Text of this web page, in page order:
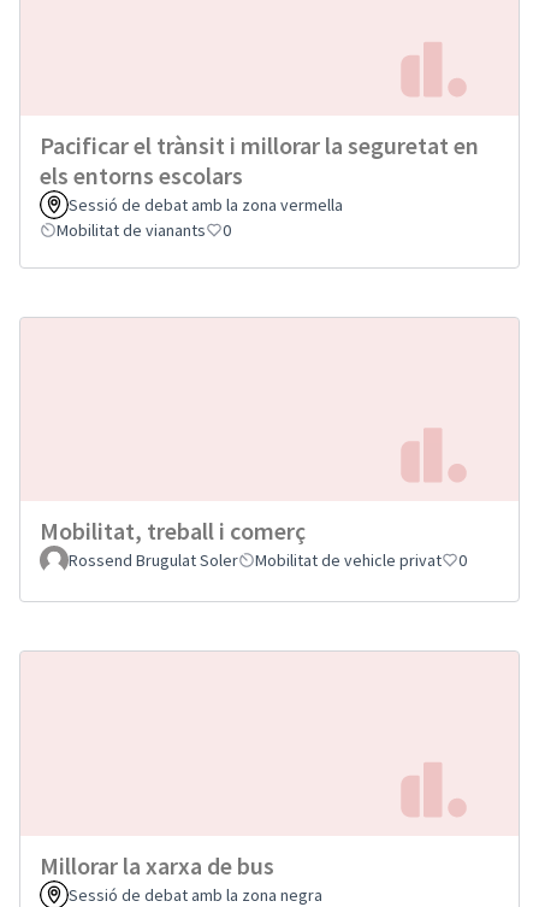
Pacificar el trànsit i millorar la seguretat en
els entorns escolars
Sessió de debat amb la zona vermella
Mobilitat de vianants
0
Mobilitat, treball i comerç
Rossend Brugulat Soler Mobilitat de vehicle privat 0
Millorar la xarxa de bus
Sessió de debat amb la zona negra